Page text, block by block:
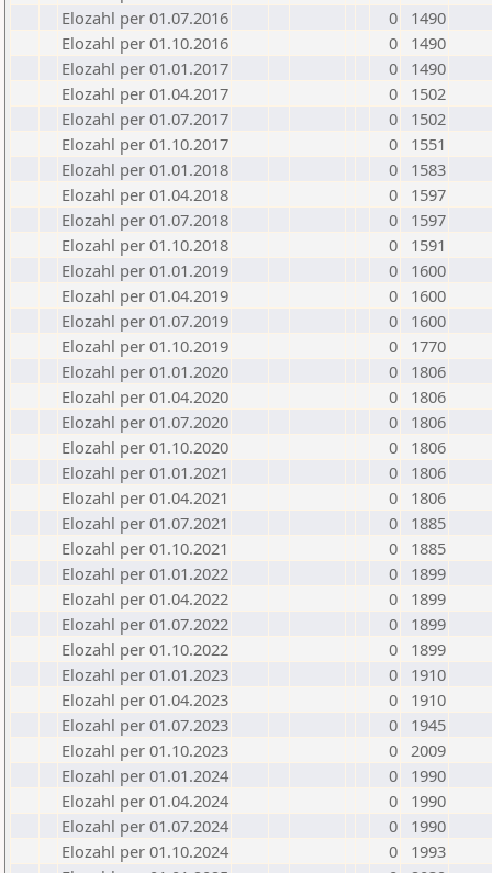
Elozahl per 01.07.2016
0
1490
Elozahl per 01.10.2016
0
1490
Elozahl per 01.01.2017
0
1490
Elozahl per 01.04.2017
0
1502
Elozahl per 01.07.2017
0
1502
Elozahl per 01.10.2017
0
1551
Elozahl per 01.01.2018
0
1583
Elozahl per 01.04.2018
0
1597
Elozahl per 01.07.2018
0
1597
Elozahl per 01.10.2018
0
1591
Elozahl per 01.01.2019
0
1600
Elozahl per 01.04.2019
0
1600
Elozahl per 01.07.2019
0
1600
Elozahl per 01.10.2019
0
1770
Elozahl per 01.01.2020
0
1806
Elozahl per 01.04.2020
0
1806
Elozahl per 01.07.2020
0
1806
Elozahl per 01.10.2020
0
1806
Elozahl per 01.01.2021
0
1806
Elozahl per 01.04.2021
0
1806
Elozahl per 01.07.2021
0
1885
Elozahl per 01.10.2021
0
1885
Elozahl per 01.01.2022
0
1899
Elozahl per 01.04.2022
0
1899
Elozahl per 01.07.2022
0
1899
Elozahl per 01.10.2022
0
1899
Elozahl per 01.01.2023
0
1910
Elozahl per 01.04.2023
0
1910
Elozahl per 01.07.2023
0
1945
Elozahl per 01.10.2023
0 2009
Elozahl per 01.01.2024
0
1990
Elozahl per 01.04.2024
0
1990
Elozahl per 01.07.2024
0
1990
Elozahl per 01.10.2024
0
1993